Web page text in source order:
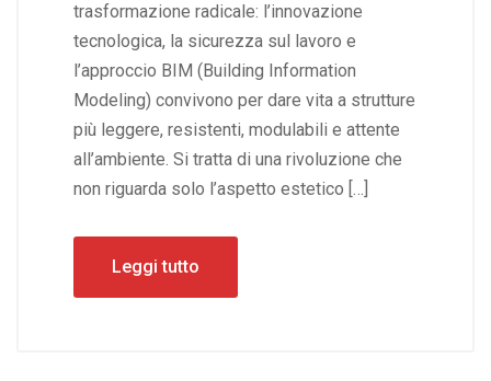
trasformazione radicale: l’innovazione
tecnologica, la sicurezza sul lavoro e
l’approccio BIM (Building Information
Modeling) convivono per dare vita a strutture
più leggere, resistenti, modulabili e attente
all’ambiente. Si tratta di una rivoluzione che
non riguarda solo l’aspetto estetico […]
Leggi tutto